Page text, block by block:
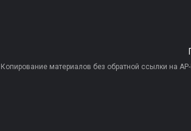
Копирование материалов без обратной ссылки на